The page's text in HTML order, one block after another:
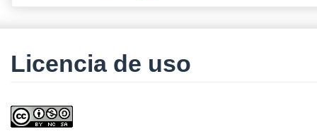
Licencia de uso